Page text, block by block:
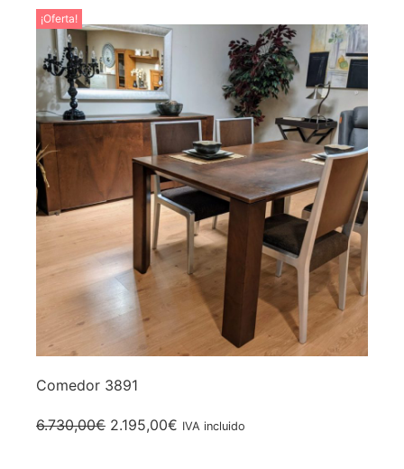
¡Oferta!
Comedor 3891
6.730,00€ 2.195,00€ IVA incluido